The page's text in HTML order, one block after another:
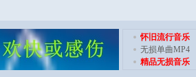
怀旧流行音乐
无损单曲MP4
精品无损音乐